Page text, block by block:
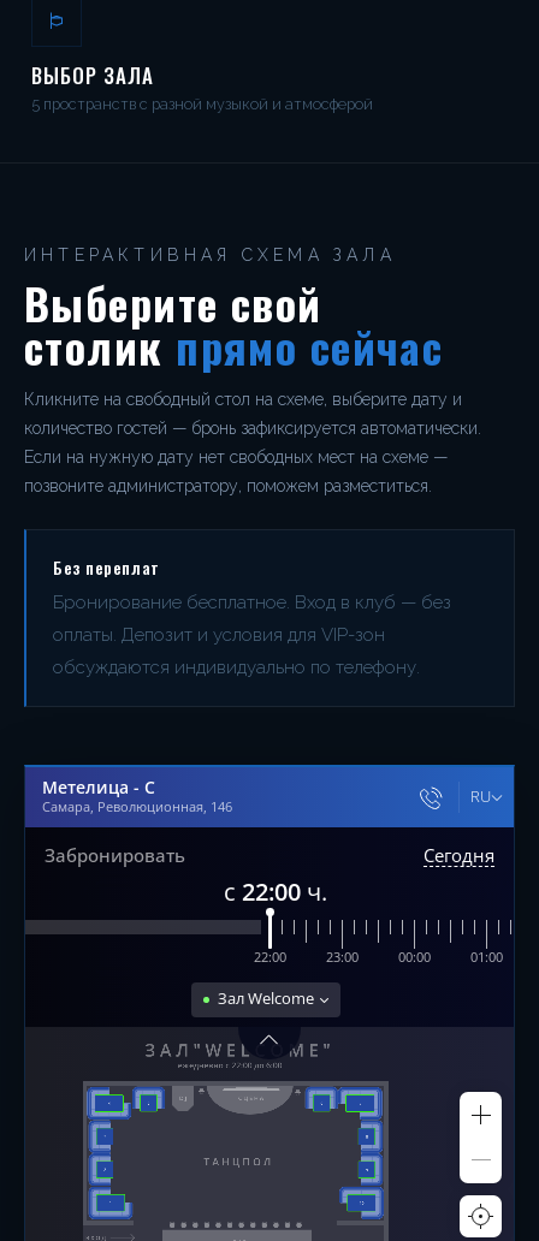
ВЫБОР ЗАЛА
5 пространств с разной музыкой и атмосферой
ИНТЕРАКТИВНАЯ СХЕМА ЗАЛА
Выберите свой
столик прямо сейчас
Кликните на свободный стол на схеме, выберите дату и
количество гостей — бронь зафиксируется автоматически.
Если на нужную дату нет свободных мест на схеме —
позвоните администратору, поможем разместиться.
Без переплат
Бронирование бесплатное. Вход в клуб — без
оплаты. Депозит и условия для VIP-зон
обсуждаются индивидуально по телефону.